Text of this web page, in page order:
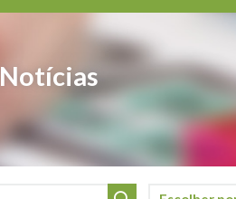
Notícias